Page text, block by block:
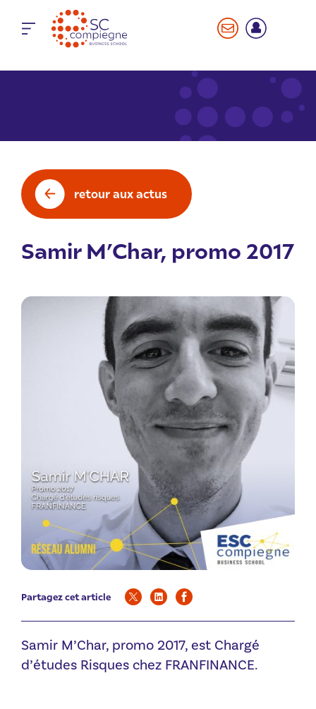
retour aux actus
Samir M’Char, promo 2017
Partagez cet article
Samir M’Char, promo 2017, est Chargé
d’études Risques chez FRANFINANCE.